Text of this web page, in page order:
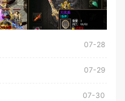
07-28
07-29
07-30